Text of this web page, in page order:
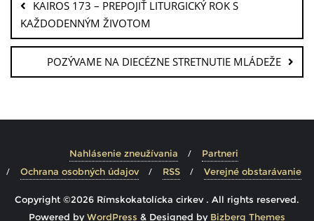
KAIROS 173 – PREPOJIŤ LITURGICKÝ ROK S
KAŽDODENNÝM ŽIVOTOM
POZÝVAME NA DIECÉZNE STRETNUTIE MLÁDEŽE
Nahlásenie zneužívania
Partneri
Ochrana osobných údajov
RSS Verejné obstarávanie
Copyright ©2026 Rímskokatolícka cirkev . All rights reserved.
Powered byWordPress & Designed by Bizberg Themes